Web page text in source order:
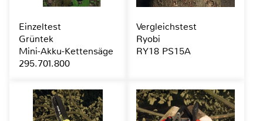
Einzeltest
Grüntek
Mini-Akku-Kettensäge
295.701.800
Vergleichstest
Ryobi
RY18 PS15A